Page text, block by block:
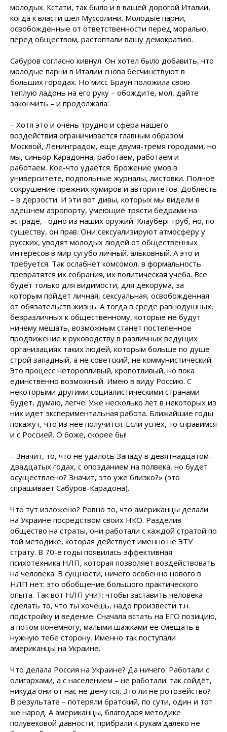
молодых. Кстати, так было и в вашей дорогой Италии,
когда к власти шел Муссолини. Молодые парни,
освобожденные от ответственности перед моралью,
перед обществом, растоптали вашу демократию.
Сабуров согласно кивнул. Он хотел было добавить, что
молодые парни в Италии снова бесчинствуют в
больших городах. Но мисс Браун положила свою
теплую ладонь на его руку – обождите, мол, дайте
закончить – и продолжала:
– Хотя это и очень трудно и сфера нашего
воздействия ограничивается главным образом
Москвой, Ленинградом, еще двумя-тремя городами, но
мы, синьор Карадонна, работаем, работаем и
работаем. Кое-что удается. Брожение умов в
университете, подпольные журналы, листовки. Полное
сокрушение прежних кумиров и авторитетов. Доблесть
– в дерзости. И эти вот дивы, которых мы видели в
здешнем аэропорту, умеющие трясти бедрами на
эстраде,– одно из наших оружий. Клауберг груб, но, по
существу, он прав. Они сексуализируют атмосферу у
русских, уводят молодых людей от общественных
интересов в мир сугубо личный. альковный. А это и
требуется. Так ослабнет комсомол, в формальность
превратятся их собрания, их политическая учеба. Все
будет только для видимости, для декорума, за
которым пойдет личная, сексуальная, освобожденная
от обязательств жизнь. А тогда в среде равнодушных,
безразличных к общественному, которые не будут
ничему мешать, возможным станет постепенное
продвижение к руководству в различных ведущих
организациях таких людей, которым больше по душе
строй западный, а не советский, не коммунистический.
Это процесс неторопливый, кропотливый, но пока
единственно возможный. Имею в виду Россию. С
некоторыми другими социалистическими странами
будет, думаю, легче. Уже несколько лет в некоторых из
них идет экспериментальная работа. Ближайшие годы
покажут, что из нее получится. Если успех, то справимся
и с Россией. О боже, скорее бы!
– Значит, то, что не удалось Западу в девятнадцатом-
двадцатых годах, с опозданием на полвека, но будет
осуществлено? Значит, это уже близко?» (это
спрашивает Сабуров-Карадона).
Что тут изложено? Ровно то, что американцы делали
на Украине посредством своих НКО. Разделив
общество на страты, они работали с каждой стратой по
той методике, которая действует именно не ЭТУ
страту. В 70-е годы появилась эффективная
психотехника НЛП, которая позволяет воздействовать
на человека. В сущности, ничего особенно нового в
НЛП нет: это обобщение большого практического
опыта. Так вот НЛП учит: чтобы заставить человека
сделать то, что ты хочешь, надо произвести т.н.
подстройку и ведение. Сначала встать на ЕГО позицию,
а потом понемногу, малыми шажками её смещать в
нужную тебе сторону. Именно так поступали
американцы на Украине.
Что делала Россия на Украине? Да ничего. Работали с
олигархами, а с населением – не работали: так сойдёт,
никуда они от нас не денутся. Это ли не ротозейство?
В результате – потеряли братский, по сути, один и тот
же народ. А американцы, благодаря методике
полувековой давности, прибрали к рукам далеко не